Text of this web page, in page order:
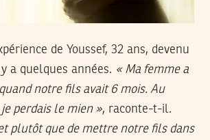
de Youssef, 32 ans, devenu
a quelques années. « Ma femme a
notre fils avait 6 mois. Au
perdais le mien », raconte-t-il.
et plutôt que de mettre notre fils dans